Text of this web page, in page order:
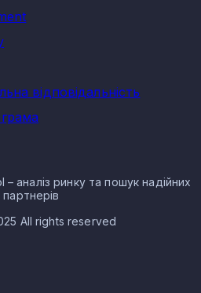
відповідальність
аналіз ринку та пошук надійних
партнерів
All rights reserved